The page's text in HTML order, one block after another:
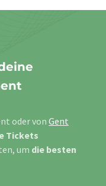
oder von Gent
Tickets
um die besten